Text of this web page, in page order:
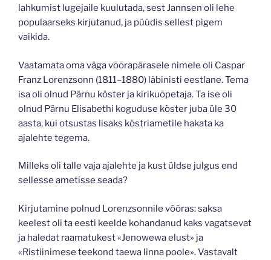
lahkumist lugejaile kuulutada, sest Jannsen oli lehe
populaarseks kirjutanud, ja püüdis sellest pigem
vaikida.
Vaatamata oma väga võõrapärasele nimele oli Caspar
Franz Lorenzsonn (1811–1880) läbinisti eestlane. Tema
isa oli olnud Pärnu köster ja kirikuõpetaja. Ta ise oli
olnud Pärnu Elisabethi koguduse köster juba üle 30
aasta, kui otsustas lisaks köstriametile hakata ka
ajalehte tegema.
Milleks oli talle vaja ajalehte ja kust üldse julgus end
sellesse ametisse seada?
Kirjutamine polnud Lorenzsonnile võõras: saksa
keelest oli ta eesti keelde kohandanud kaks vagatsevat
ja haledat raamatukest «Jenowewa elust» ja
«Ristiinimese teekond taewa linna poole». Vastavalt